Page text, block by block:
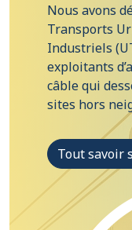
Nous avons
Transports
Industriels
exploitants
câble qui
sites hors
Tout savoir